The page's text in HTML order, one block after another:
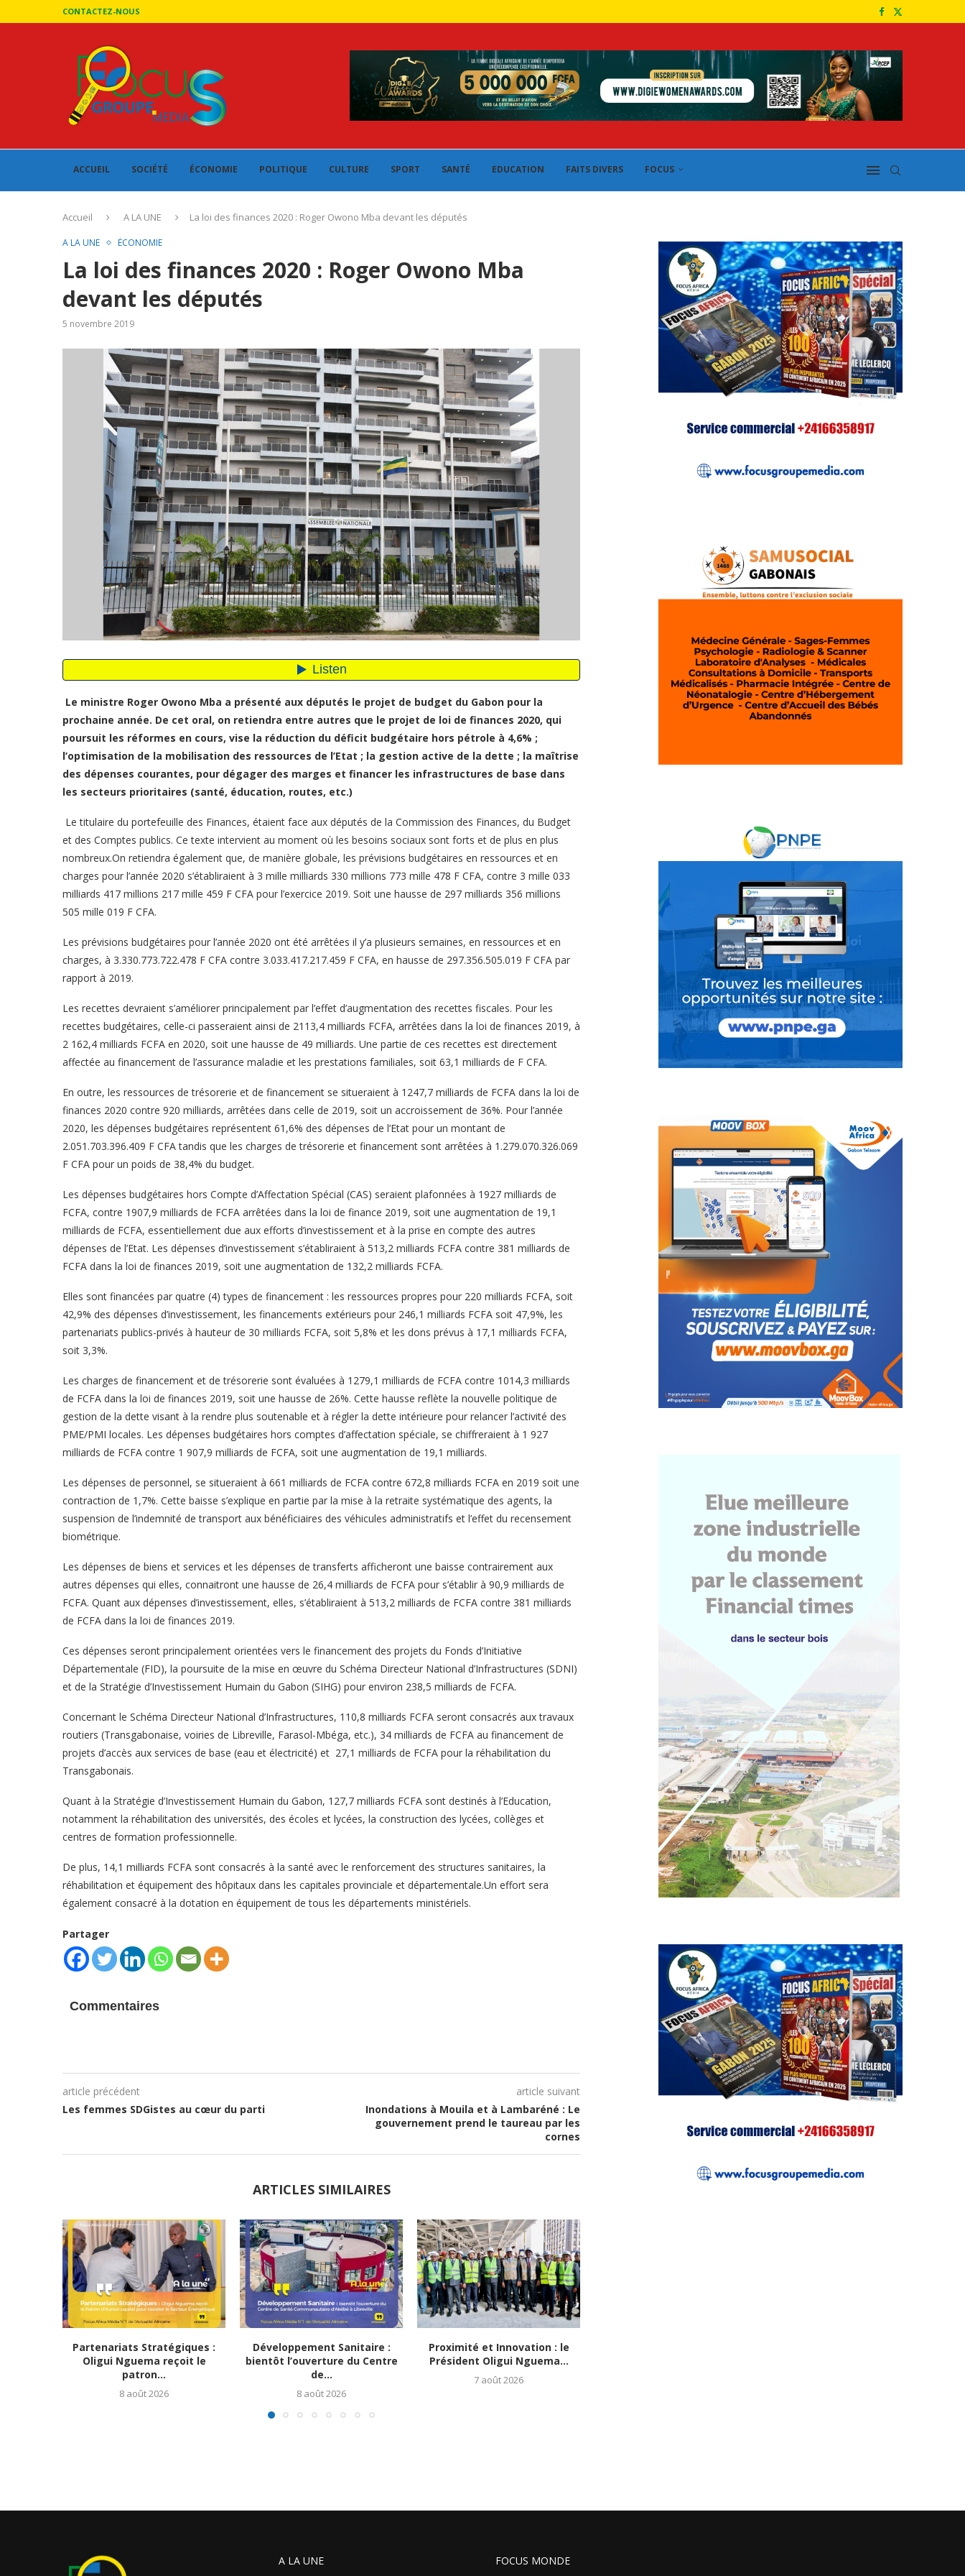
CONTACTEZ-NOUS
ACCUEIL SOCIÉTÉ ÉCONOMIE POLITIQUE CULTURE SPORT SANTÉ EDUCATION FAITS DIVERS FOCUS
Accueil A LA UNE La loi des finances 2020 : Roger Owono Mba devant les députés
A LA UNE ÉCONOMIE
La loi des finances 2020 : Roger Owono Mba
devant les députés
5 novembre 2019
Le ministre Roger Owono Mba a présenté aux députés le projet de budget du Gabon pour la
prochaine année. De cet oral, on retiendra entre autres que le projet de loi de finances 2020, qui
poursuit les réformes en cours, vise la réduction du déficit budgétaire hors pétrole à 4,6% ;
l’optimisation de la mobilisation des ressources de l’Etat ; la gestion active de la dette ; la maîtrise
des dépenses courantes, pour dégager des marges et financer les infrastructures de base dans
les secteurs prioritaires (santé, éducation, routes, etc.)
Le titulaire du portefeuille des Finances, étaient face aux députés de la Commission des Finances, du Budget
et des Comptes publics. Ce texte intervient au moment où les besoins sociaux sont forts et de plus en plus
nombreux.On retiendra également que, de manière globale, les prévisions budgétaires en ressources et en
charges pour l’année 2020 s’établiraient à 3 mille milliards 330 millions 773 mille 478 F CFA, contre 3 mille 033
milliards 417 millions 217 mille 459 F CFA pour l’exercice 2019. Soit une hausse de 297 milliards 356 millions
505 mille 019 F CFA.
Les prévisions budgétaires pour l’année 2020 ont été arrêtées il y’a plusieurs semaines, en ressources et en
charges, à 3.330.773.722.478 F CFA contre 3.033.417.217.459 F CFA, en hausse de 297.356.505.019 F CFA par
rapport à 2019.
Les recettes devraient s’améliorer principalement par l’effet d’augmentation des recettes fiscales. Pour les
recettes budgétaires, celle-ci passeraient ainsi de 2113,4 milliards FCFA, arrêtées dans la loi de finances 2019, à
2 162,4 milliards FCFA en 2020, soit une hausse de 49 milliards. Une partie de ces recettes est directement
affectée au financement de l’assurance maladie et les prestations familiales, soit 63,1 milliards de F CFA.
En outre, les ressources de trésorerie et de financement se situeraient à 1247,7 milliards de FCFA dans la loi de
finances 2020 contre 920 milliards, arrêtées dans celle de 2019, soit un accroissement de 36%. Pour l’année
2020, les dépenses budgétaires représentent 61,6% des dépenses de l’Etat pour un montant de
2.051.703.396.409 F CFA tandis que les charges de trésorerie et financement sont arrêtées à 1.279.070.326.069
F CFA pour un poids de 38,4% du budget.
Les dépenses budgétaires hors Compte d’Affectation Spécial (CAS) seraient plafonnées à 1927 milliards de
FCFA, contre 1907,9 milliards de FCFA arrêtées dans la loi de finance 2019, soit une augmentation de 19,1
milliards de FCFA, essentiellement due aux efforts d’investissement et à la prise en compte des autres
dépenses de l’Etat. Les dépenses d’investissement s’établiraient à 513,2 milliards FCFA contre 381 milliards de
FCFA dans la loi de finances 2019, soit une augmentation de 132,2 milliards FCFA.
Elles sont financées par quatre (4) types de financement : les ressources propres pour 220 milliards FCFA, soit
42,9% des dépenses d’investissement, les financements extérieurs pour 246,1 milliards FCFA soit 47,9%, les
partenariats publics-privés à hauteur de 30 milliards FCFA, soit 5,8% et les dons prévus à 17,1 milliards FCFA,
soit 3,3%.
Les charges de financement et de trésorerie sont évaluées à 1279,1 milliards de FCFA contre 1014,3 milliards
de FCFA dans la loi de finances 2019, soit une hausse de 26%. Cette hausse reflète la nouvelle politique de
gestion de la dette visant à la rendre plus soutenable et à régler la dette intérieure pour relancer l’activité des
PME/PMI locales. Les dépenses budgétaires hors comptes d’affectation spéciale, se chiffreraient à 1 927
milliards de FCFA contre 1 907,9 milliards de FCFA, soit une augmentation de 19,1 milliards.
Les dépenses de personnel, se situeraient à 661 milliards de FCFA contre 672,8 milliards FCFA en 2019 soit une
contraction de 1,7%. Cette baisse s’explique en partie par la mise à la retraite systématique des agents, la
suspension de l’indemnité de transport aux bénéficiaires des véhicules administratifs et l’effet du recensement
biométrique.
Les dépenses de biens et services et les dépenses de transferts afficheront une baisse contrairement aux
autres dépenses qui elles, connaitront une hausse de 26,4 milliards de FCFA pour s’établir à 90,9 milliards de
FCFA. Quant aux dépenses d’investissement, elles, s’établiraient à 513,2 milliards de FCFA contre 381 milliards
de FCFA dans la loi de finances 2019.
Ces dépenses seront principalement orientées vers le financement des projets du Fonds d’Initiative
Départementale (FID), la poursuite de la mise en œuvre du Schéma Directeur National d’Infrastructures (SDNI)
et de la Stratégie d’Investissement Humain du Gabon (SIHG) pour environ 238,5 milliards de FCFA.
Concernant le Schéma Directeur National d’Infrastructures, 110,8 milliards FCFA seront consacrés aux travaux
routiers (Transgabonaise, voiries de Libreville, Farasol-Mbéga, etc.), 34 milliards de FCFA au financement de
projets d’accès aux services de base (eau et électricité) et 27,1 milliards de FCFA pour la réhabilitation du
Transgabonais.
Quant à la Stratégie d’Investissement Humain du Gabon, 127,7 milliards FCFA sont destinés à l’Education,
notamment la réhabilitation des universités, des écoles et lycées, la construction des lycées, collèges et
centres de formation professionnelle.
De plus, 14,1 milliards FCFA sont consacrés à la santé avec le renforcement des structures sanitaires, la
réhabilitation et équipement des hôpitaux dans les capitales provinciale et départementale.Un effort sera
également consacré à la dotation en équipement de tous les départements ministériels.
Partager
Commentaires
article précédent
Les femmes SDGistes au cœur du parti
article suivant
Inondations à Mouila et à Lambaréné : Le
gouvernement prend le taureau par les
cornes
ARTICLES SIMILAIRES
Partenariats Stratégiques :
Oligui Nguema reçoit le
patron...
8 août 2026
Développement Sanitaire :
bientôt l’ouverture du Centre
de...
8 août 2026
Proximité et Innovation : le
Président Oligui Nguema...
7 août 2026
A LA UNE FOCUS MONDE